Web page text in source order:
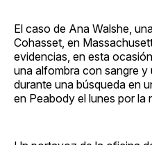
El caso de Ana Walshe,
Cohasset, en
evidencias, en esta
una alfombra con sangre y
durante una búsqueda en
en Peabody el lunes por la